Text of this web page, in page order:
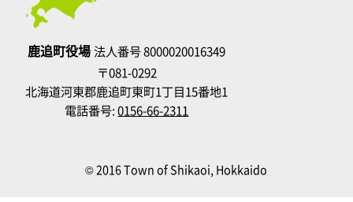
鹿追町役場法人番号 8000020016349
〒081-0292
北海道河東郡鹿追町東町1丁目15番地1
電話番号:0156-66-2311
© 2016 Town of Shikaoi, Hokkaido